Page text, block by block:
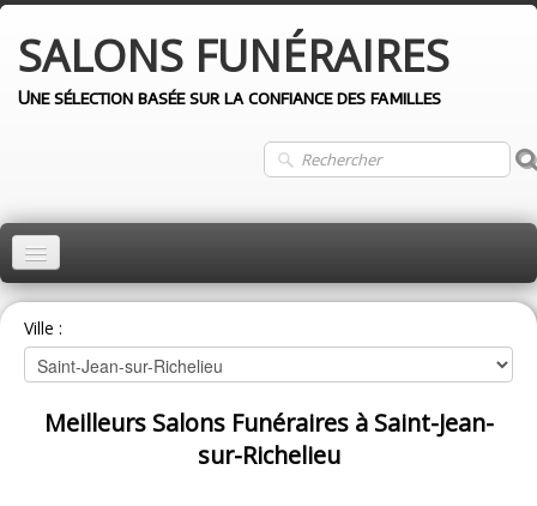
SALONS FUNÉRAIRES
Une sélection basée sur la confiance des familles
ACCUEIL
MONTRÉAL
QUÉBEC
LAVAL
Ville :
Meilleurs Salons Funéraires à Saint-Jean-
sur-Richelieu